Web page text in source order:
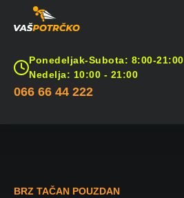
Ponedeljak-Subota: 8:00-21:00
Nedelja: 10:00 - 21:00
066 66 44 222
BRZ TAČAN POUZDAN